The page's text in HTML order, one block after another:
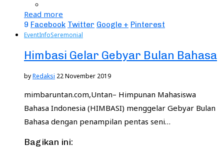
Read more
9 Facebook Twitter Google + Pinterest
EventInfoSeremonial
Himbasi Gelar Gebyar Bulan Bahasa
byRedaksi 22 November 2019
mimbaruntan.com,Untan– Himpunan Mahasiswa
Bahasa Indonesia (HIMBASI) menggelar Gebyar Bulan
Bahasa dengan penampilan pentas seni…
Bagikan ini: